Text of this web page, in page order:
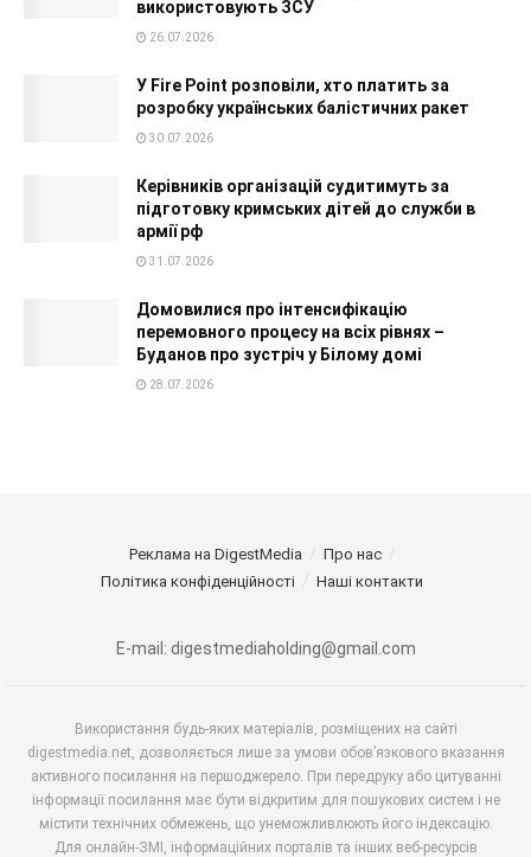
використовують ЗСУ
26.07.2026
У Fire Point розповіли, хто платить за
розробку українських балістичних ракет
30.07.2026
Керівників організацій судитимуть за
підготовку кримських дітей до служби в
армії рф
31.07.2026
Домовилися про інтенсифікацію
перемовного процесу на всіх рівнях –
Буданов про зустріч у Білому домі
28.07.2026
Реклама на DigestMedia
Про нас
Політика конфіденційності
Наші контакти
E-mail: digestmediaholding@gmail.com
Використання будь-яких матеріалів, розміщених на сайті
digestmedia.net, дозволяється лише за умови обов’язкового вказання
активного посилання на першоджерело. При передруку або цитуванні
інформації посилання має бути відкритим для пошукових систем і не
містити технічних обмежень, що унеможливлюють його індексацію.
Для онлайн-ЗМІ, інформаційних порталів та інших веб-ресурсів